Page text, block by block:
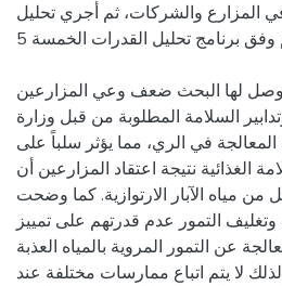
المزارع والشركات، ثم أجري تحليل
التقييم وفق برنامج تحليل القدرات الخمسة 5C.
توصل لها البحث ضعف وعي المزارعين
السلامة المطلوبة من قبل وزارة
المعالجة في الري، مما يؤثر سلباً على
الغذائية نتيجة اعتقاد المزارعين أن
من مياه الآبار الارتوازية. كما وضحت
التمور عدم قدرتهم على تمييز
عن التمور المروية بالمياه العذبة
لا يتم اتباع ممارسات مختلفة عند